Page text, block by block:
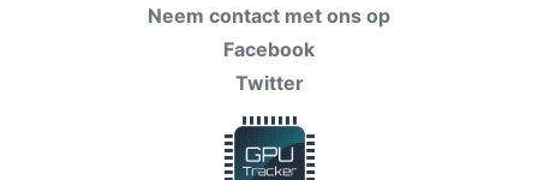
Neem contact met ons op
Facebook
Twitter